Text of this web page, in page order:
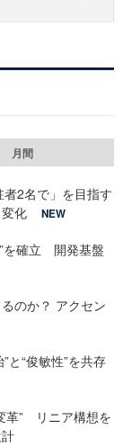
月間
2名で」を目指す
化
NEW
を確立 開発基盤
のか？ アクセン
と“俊敏性”を共存
革” リニア構想を